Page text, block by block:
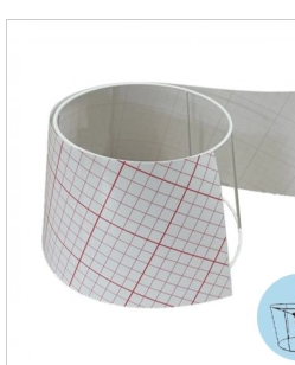
une bonne accroche du polyphane